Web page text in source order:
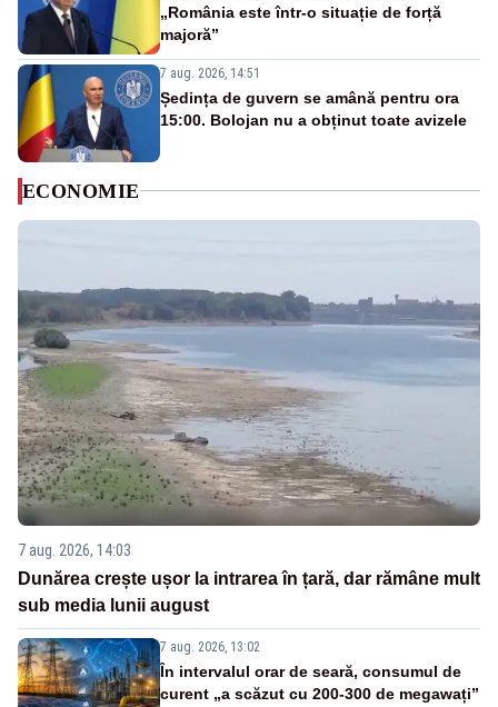
„România este într-o situație de forță
majoră”
7 aug. 2026, 14:51
Ședința de guvern se amână pentru ora
15:00. Bolojan nu a obținut toate avizele
ECONOMIE
7 aug. 2026, 14:03
Dunărea crește ușor la intrarea în țară, dar rămâne mult
sub media lunii august
7 aug. 2026, 13:02
În intervalul orar de seară, consumul de
curent „a scăzut cu 200-300 de megawați”